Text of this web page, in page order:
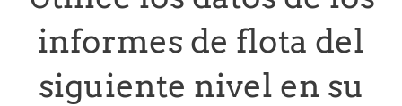
informes de flota del
siguiente nivel en su